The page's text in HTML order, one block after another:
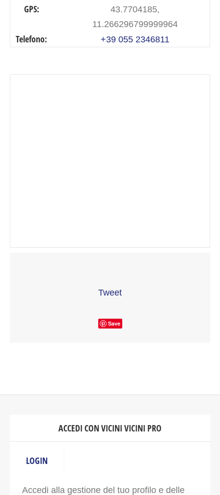
GPS:
43.7704185,
11.266296799999964
Telefono: +39 055 2346811
Tweet
Save
ACCEDI CON VICINI VICINI PRO
LOGIN
Accedi alla gestione del tuo profilo e delle